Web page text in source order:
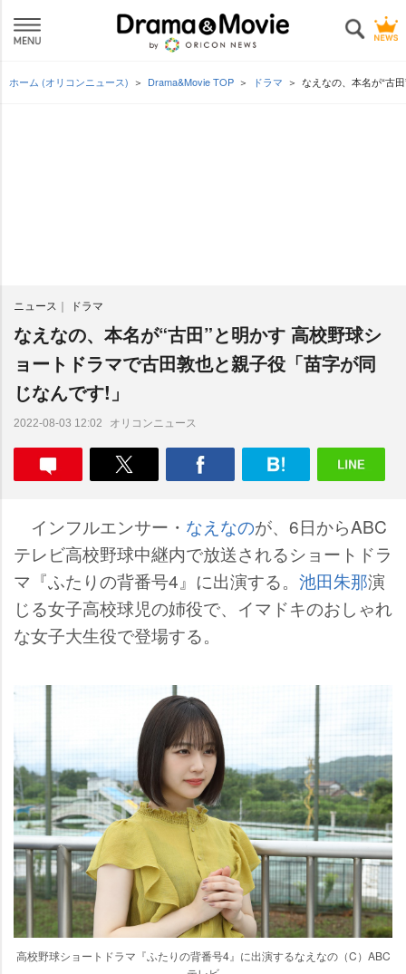
ホーム (オリコンニュース) Drama&Movie TOP ドラマ なえなの、本名が“古
ニュース ドラマ
なえなの、本名が“古田”と明かす 高校野球シ
ョートドラマで古田敦也と親子役「苗字が同
じなんです!」
2022-08-03 12:02 オリコンニュース
インフルエンサー・ なえなのが、6日からABC
テレビ高校野球中継内で放送されるショートドラ
マ『ふたりの背番号4』に出演する。 池田朱那演
じる女子高校球児の姉役で、イマドキのおしゃれ
な女子大生役で登場する。
高校野球ショートドラマ『ふたりの背番号4』に出演するなえなの（C）ABC